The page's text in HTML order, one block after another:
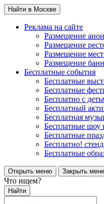
Найти в Москве
Реклама на сайте
Размещение
Размещение
Размещение
Размещение
Бесплатные события
Бесплатные
Бесплатные
Бесплатно с
Бесплатный
Бесплатная
Бесплатные шоу
Бесплатные
Бесплатно!
Бесплатные
Открыть меню Закрыть
Что ищем?
Найти